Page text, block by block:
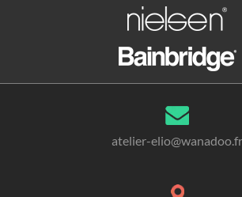
atelier-elio@wanadoo.fr